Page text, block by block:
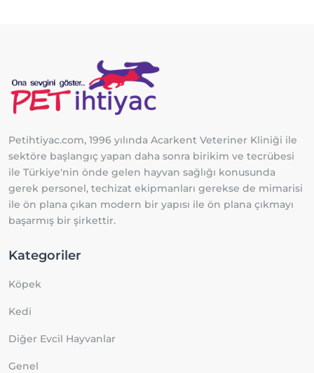
Petihtiyac.com, 1996 yılında Acarkent Veteriner Kliniği ile
sektöre başlangıç yapan daha sonra birikim ve tecrübesi
ile Türkiye'nin önde gelen hayvan sağlığı konusunda
gerek personel, techizat ekipmanları gerekse de mimarisi
ile ön plana çıkan modern bir yapısı ile ön plana çıkmayı
başarmış bir şirkettir.
Kategoriler
Köpek
Kedi
Diğer Evcil Hayvanlar
Genel